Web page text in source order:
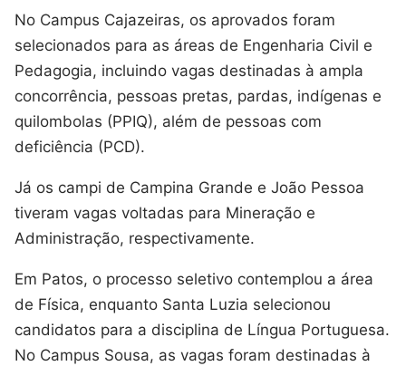
No Campus Cajazeiras, os aprovados foram
selecionados para as áreas de Engenharia Civil e
Pedagogia, incluindo vagas destinadas à ampla
concorrência, pessoas pretas, pardas, indígenas e
quilombolas (PPIQ), além de pessoas com
deficiência (PCD).
Já os campi de Campina Grande e João Pessoa
tiveram vagas voltadas para Mineração e
Administração, respectivamente.
Em Patos, o processo seletivo contemplou a área
de Física, enquanto Santa Luzia selecionou
candidatos para a disciplina de Língua Portuguesa.
No Campus Sousa, as vagas foram destinadas à